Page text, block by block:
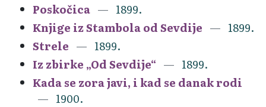
Poskočica
1899.
Knjige iz Stambola od Sevdije
1899.
Strele
1899.
Iz zbirke „Od Sevdije“
1899.
Kada se zora javi, i kad se danak rodi
1900.